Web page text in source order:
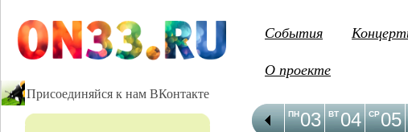
Присоединяйся к нам ВКонтакте
События
О проекте
03
ПН 04
ВТ 05
СР